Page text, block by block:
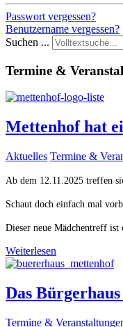
Passwort vergessen?
Benutzername vergessen?
Suchen ...
Termine &
Mettenhof hat
Aktuelles Termine &
Ab dem 12.11.2025 treffen
Schaut doch einfach mal
Dieser neue Mädchentreff
Weiterlesen
Das
Termine &